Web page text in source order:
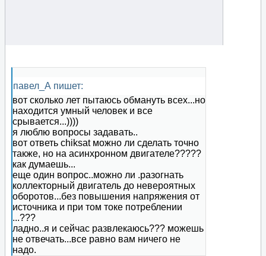
павел_А пишет:
вот сколько лет пытаюсь обмануть всех...но
находится умный человек и все
срывается...))))
я люблю вопросы задавать..
вот ответь chiksat можно ли сделать точно
также, но на асинхронном двигателе?????
как думаешь...
еще один вопрос..можно ли .разогнать
коллекторный двигатель до невероятных
оборотов...без повышения напряжения от
источника и при том токе потреблении
...???
ладно..я и сейчас развлекаюсь??? можешь
не отвечать...все равно вам ничего не
надо.